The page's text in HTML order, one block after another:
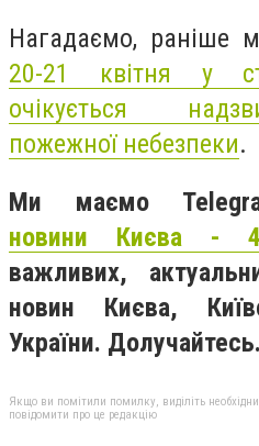
Нагадаємо, раніше
20-21 квітня у
очікується
пожежної небезпеки.
Ми маємо
новини Києва -
важливих,
новин Києва,
України. Долучайтесь.
Якщо ви помітили помилку, виділіть
повідомити про це редакцію